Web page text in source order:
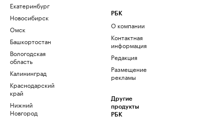
Екатеринбург
Новосибирск
Омск
Башкортостан
Вологодская
область
Калининград
Краснодарский
край
Нижний
Новгород
РБК
О компании
Контактная
информация
Редакция
Размещение
рекламы
Другие
продукты
РБК